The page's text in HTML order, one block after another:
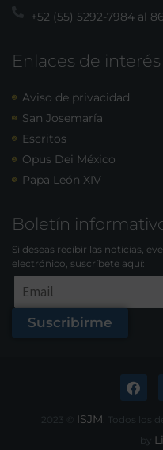
+52 (55) 5292-7984 al 86
Enlaces de interés
Aviso de privacidad
San Josemaría
Escritos
Opus Dei México
Papa León XIV
Boletín
Si deseas recibir las noticias,
electrónico, suscríbete aquí:
Suscribirme
2023 © ISJM . Todos los
by